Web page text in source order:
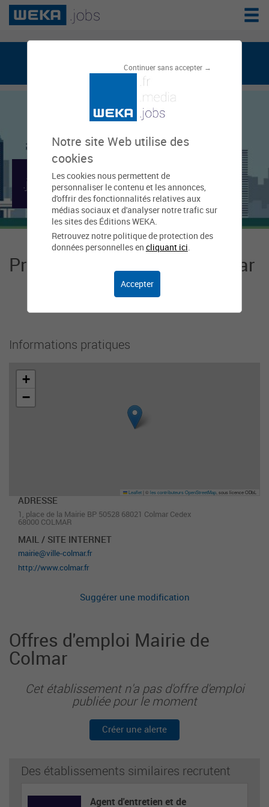
Continuer sans accepter →
Notre site Web utilise des
cookies
Les cookies nous permettent de
personnaliser le contenu et les annonces,
d'offrir des fonctionnalités relatives aux
médias sociaux et d'analyser notre trafic sur
les sites des Éditions WEKA.
Retrouvez notre politique de protection des
données personnelles en cliquant ici.
Accepter
weka.jobs, le réseau de l'emploi public
Mairie de Colmar
Présentation Mairie de Colmar
Cet organisme n'a pas encore ajouté de
Informations pratiques
+
−
Leaflet ©les contributeurs OpenStreetMap , sous licence ODbL
ADRESSE
1, place de la Mairie BP 50528 68021 Colmar Cedex
68000 COLMAR
MAIL / SITE INTERNET
mairie@ville-colmar.fr
http://www.colmar.fr
Suggérer une modification
Offres d'emploi Mairie de
Colmar
Cet établissement n'a pas d'offre d'emploi
publiée pour le moment
Créer une alerte
Des établissements similaires recrutent
Agent d'entretien et de